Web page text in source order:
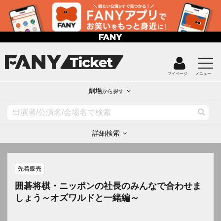
マイページ メニュー
劇場から探す
詳細検索
先着販売
囲碁将棋・ニッポンの社長のみんなで合わせま
しょう～オズワルドと一緒編～